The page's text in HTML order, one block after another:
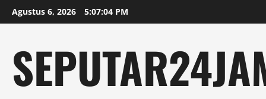
Skip
to
Agustus 6, 2026 5:07:05 PM